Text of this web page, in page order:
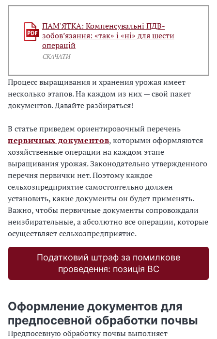
ПАМ'ЯТКА: Компенсувальні ПДВ-
зобов’язання: «так» і «ні» для шести
операцій
СКАЧАТИ
Процесс выращивания и хранения урожая имеет
несколько этапов. На каждом из них — свой пакет
документов. Давайте разбираться!
В статье приведем ориентировочный перечень
первичных документов, которыми оформляются
хозяйственные операции на каждом этапе
выращивания урожая. Законодательно утвержденного
перечня первички нет. Поэтому каждое
сельхозпредприятие самостоятельно должен
установить, какие документы он будет применять.
Важно, чтобы первичные документы сопровождали
неизбирательные, а абсолютно все операции, которые
осуществляет сельхозпредприятие.
Податковий штраф за помилкове
проведення: позиція ВС
Оформление документов для
предпосевной обработки почвы
Предпосевную обработку почвы выполняет